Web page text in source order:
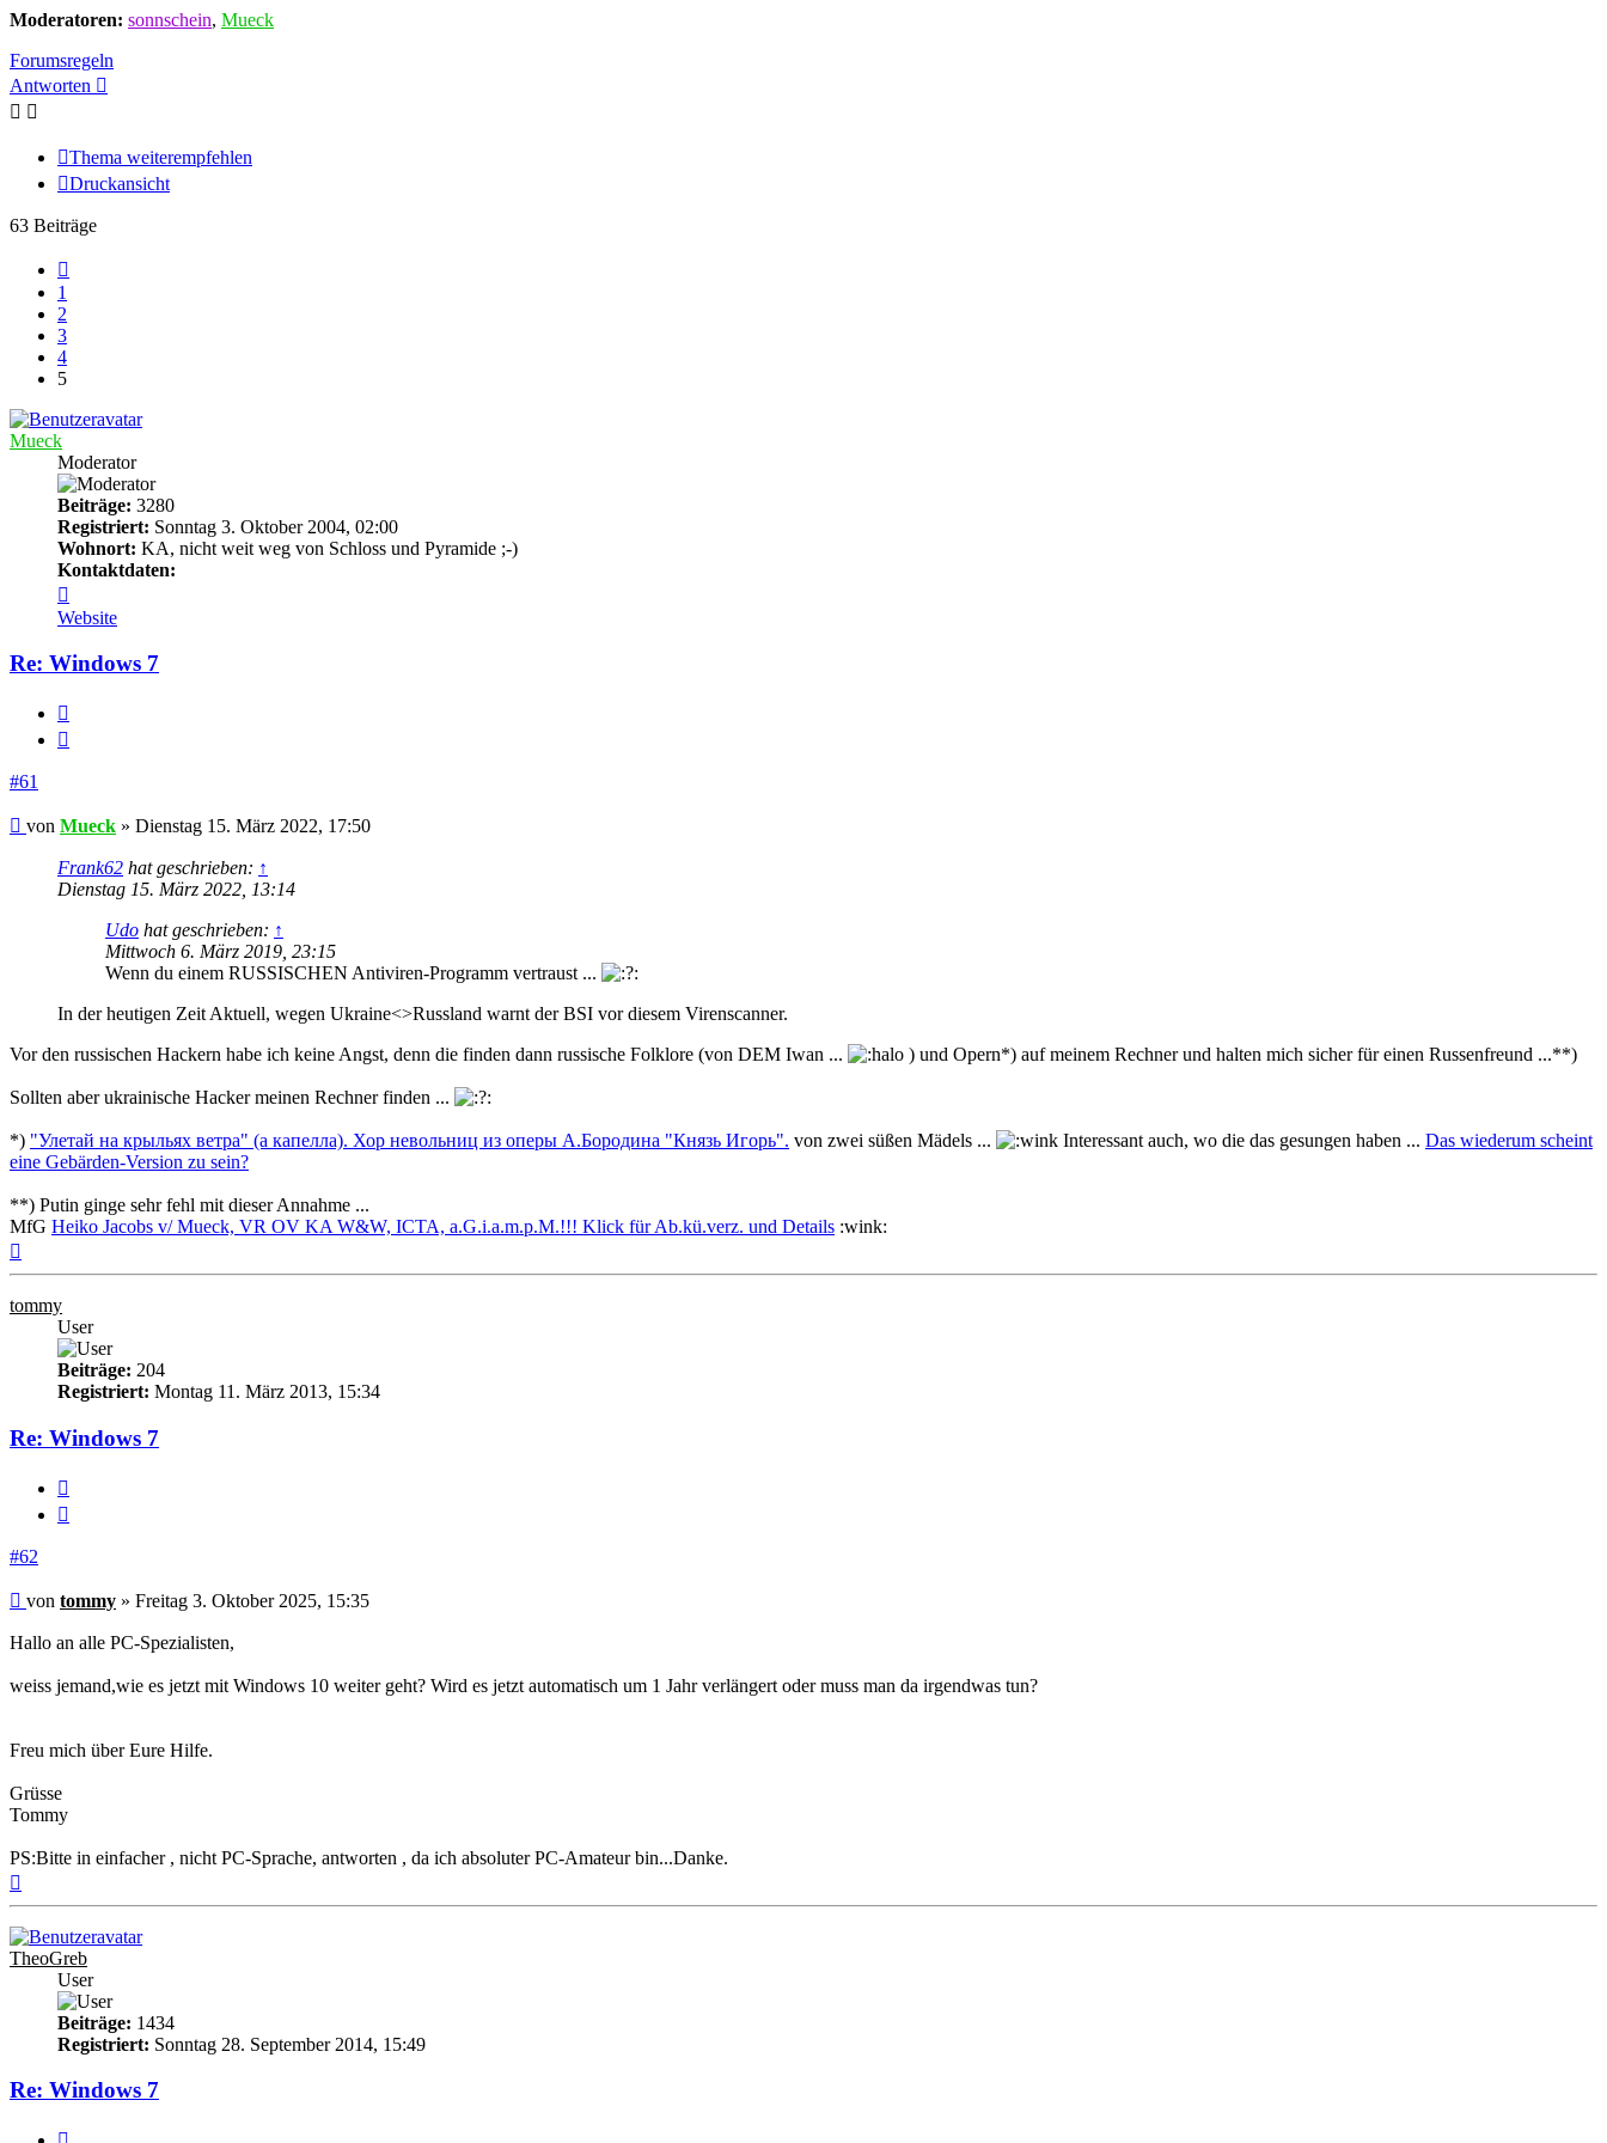
Moderatoren: sonnschein, Mueck
Forumsregeln
Antworten
Thema weiterempfehlen
Druckansicht
63 Beiträge
1
2
3
4
5
Mueck
Moderator
Beiträge: 3280
Registriert: Sonntag 3. Oktober 2004, 02:00
Wohnort: KA, nicht weit weg von Schloss und Pyramide ;-)
Kontaktdaten:
von
Mueck
Website
Re: Windows 7
#61
Beitrag
von Mueck » Dienstag 15. März 2022, 17:50
Frank62 hat geschrieben: ↑
Dienstag 15. März 2022, 13:14
Udo hat geschrieben: ↑
Mittwoch 6. März 2019, 23:15
Wenn du einem RUSSISCHEN Antiviren-Programm vertraust ...
In der heutigen Zeit Aktuell, wegen Ukraine<>Russland warnt der BSI vor diesem Virenscanner.
Vor den russischen Hackern habe ich keine Angst, denn die finden dann russische Folklore (von DEM Iwan ...
) und Opern*) auf meinem Rechner und halten mich sicher für einen Russenfreund ...**)
Sollten aber ukrainische Hacker meinen Rechner finden ...
*) "Улетай на крыльях ветра" (а капелла). Хор невольниц из оперы А.Бородина "Князь Игорь". von zwei süßen Mädels ... Interessant auch, wo die das gesungen haben ... Das wiederum scheint
eine Gebärden-Version zu sein?
**) Putin ginge sehr fehl mit dieser Annahme ...
MfG Heiko Jacobs v/ Mueck, VR OV KA W&W, ICTA, a.G.i.a.m.p.M.!!! Klick für Ab.kü.verz. und Details :wink:
tommy
User
Beiträge: 204
Registriert: Montag 11. März 2013, 15:34
Re: Windows 7
#62
Beitrag
von tommy » Freitag 3. Oktober 2025, 15:35
Hallo an alle PC-Spezialisten,
weiss jemand,wie es jetzt mit Windows 10 weiter geht? Wird es jetzt automatisch um 1 Jahr verlängert oder muss man da irgendwas tun?
Freu mich über Eure Hilfe.
Grüsse
Tommy
PS:Bitte in einfacher , nicht PC-Sprache, antworten , da ich absoluter PC-Amateur bin...Danke.
TheoGreb
User
Beiträge: 1434
Registriert: Sonntag 28. September 2014, 15:49
Re: Windows 7